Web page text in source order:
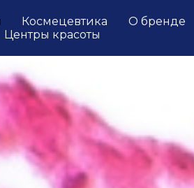
Космецевтика О бренде
Центры красоты